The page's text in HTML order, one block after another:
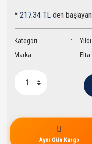
* 217,34 TL den
Kategori
Marka
Elta
Aynı Gün Kargo